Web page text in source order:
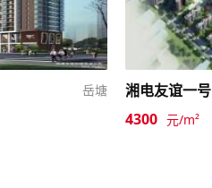
岳塘 湘电友谊一号
4300 元/m²